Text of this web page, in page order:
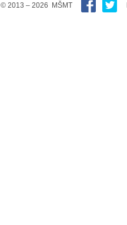
© 2013 – 2026 MŠMT